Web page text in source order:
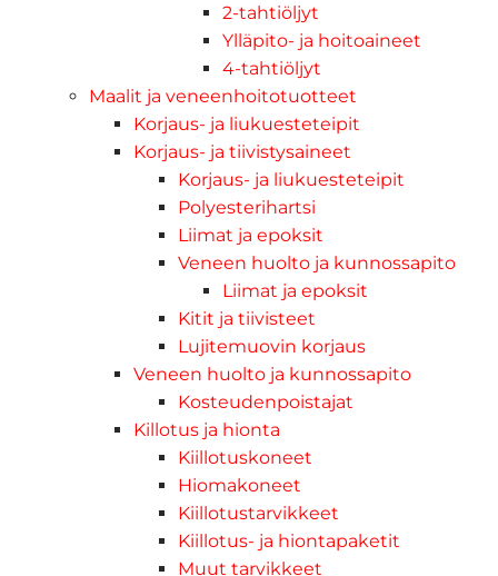
2-tahtiöljyt
Ylläpito- ja hoitoaineet
4-tahtiöljyt
Maalit ja veneenhoitotuotteet
Korjaus- ja liukuesteteipit
Korjaus- ja tiivistysaineet
Korjaus- ja liukuesteteipit
Polyesterihartsi
Liimat ja epoksit
Veneen huolto ja kunnossapito
Liimat ja epoksit
Kitit ja tiivisteet
Lujitemuovin korjaus
Veneen huolto ja kunnossapito
Kosteudenpoistajat
Killotus ja hionta
Kiillotuskoneet
Hiomakoneet
Kiillotustarvikkeet
Kiillotus- ja hiontapaketit
Muut tarvikkeet